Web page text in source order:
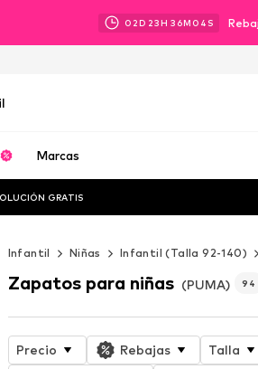
02D 23H 36M 03 S
Marcas
GRATIS
Infantil Niñas Infantil (Talla 92-140)
Zapatos para niñas (PUMA) 94
Precio Rebajas Talla